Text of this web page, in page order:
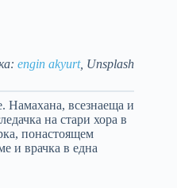
engin akyurt, Unsplash
Намахана, всезнаеща и
на стари хора в
понастоящем
и врачка в една